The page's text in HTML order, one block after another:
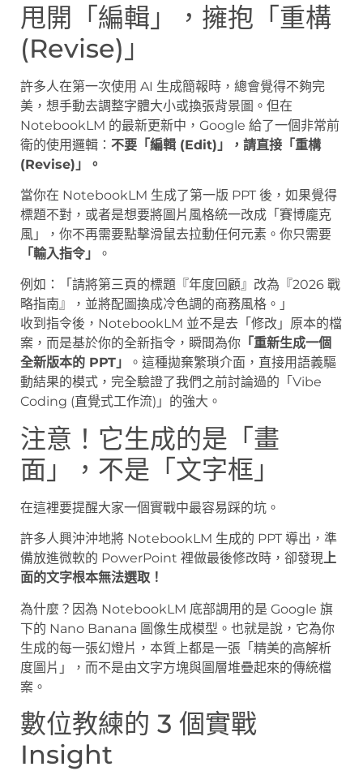
甩開「編輯」，擁抱「重構
(Revise)」
許多人在第一次使用 AI 生成簡報時，總會覺得不夠完
美，想手動去調整字體大小或換張背景圖。但在
NotebookLM 的最新更新中，Google 給了一個非常前
衛的使用邏輯： 不要「編輯 (Edit)」，請直接「重構
(Revise)」。
當你在 NotebookLM 生成了第一版 PPT 後，如果覺得
標題不對，或者是想要將圖片風格統一改成「賽博龐克
風」，你不再需要點擊滑鼠去拉動任何元素。你只需要
「輸入指令」
。
例如：「請將第三頁的標題『年度回顧』改為『2026 戰
略指南』，並將配圖換成冷色調的商務風格。」
收到指令後，NotebookLM 並不是去「修改」原本的檔
案，而是基於你的全新指令，瞬間為你 「重新生成一個
全新版本的 PPT」
。這種拋棄繁瑣介面，直接用語義驅
動結果的模式，完全驗證了我們之前討論過的「Vibe
Coding (直覺式工作流)」的強大。
注意！它生成的是「畫
面」，不是「文字框」
在這裡要提醒大家一個實戰中最容易踩的坑。
許多人興沖沖地將 NotebookLM 生成的 PPT 導出，準
備放進微軟的 PowerPoint 裡做最後修改時，卻發現上
面的文字根本無法選取！
為什麼？因為 NotebookLM 底部調用的是 Google 旗
下的 Nano Banana 圖像生成模型。也就是說，它為你
生成的每一張幻燈片，本質上都是一張「精美的高解析
度圖片」，而不是由文字方塊與圖層堆疊起來的傳統檔
案。
數位教練的 3 個實戰
Insight